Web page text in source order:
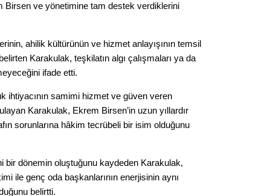
Birsen ve yönetimine tam destek verdiklerini
ahilik kültürünün ve hizmet anlayışının temsil
Karakulak, teşkilatın algı çalışmaları ya da
ifade etti.
ihtiyacının samimi hizmet ve güven veren
Karakulak, Ekrem Birsen’in uzun yıllardır
sorunlarına hâkim tecrübeli bir isim olduğunu
bir dönemin oluştuğunu kaydeden Karakulak,
ile genç oda başkanlarının enerjisinin aynı
belirtti.